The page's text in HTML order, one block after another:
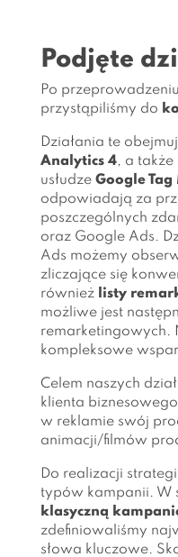
Podjęte
Po
przystąpiliśmy do
Działania te
Analytics 4, a
usłudze Google
odpowiadają za
poszczególnych
oraz Google Ads.
Ads możemy
zliczające się
również
listy
możliwe jest
remarketingowych.
kompleksowe
Celem naszych
klienta
w reklamie swój
animacji/filmów
Do realizacji
typów kampanii. W
klasyczną
zdefiniowaliśmy
słowa kluczowe.